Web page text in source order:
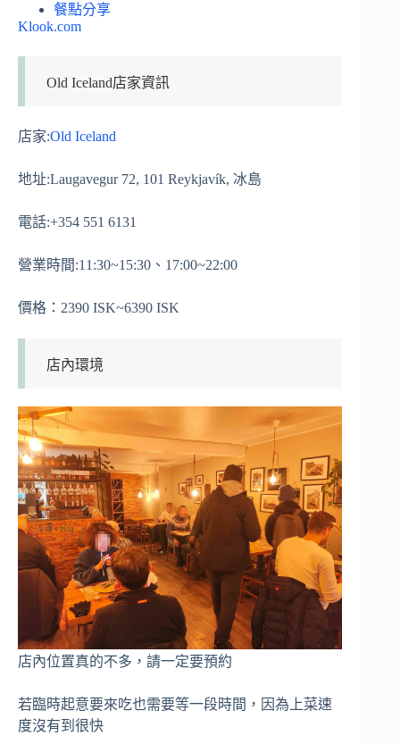
餐點分享
Klook.com
Old Iceland店家資訊
店家:Old Iceland
地址:Laugavegur 72, 101 Reykjavík, 冰島
電話:+354 551 6131
營業時間:11:30~15:30、17:00~22:00
價格：2390 ISK~6390 ISK
店內環境
店內位置真的不多，請一定要預約
若臨時起意要來吃也需要等一段時間，因為上菜速
度沒有到很快